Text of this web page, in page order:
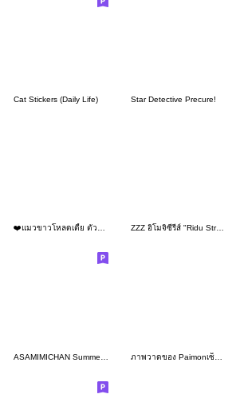
Cat Stickers (Daily Life) Star Detective Precure!
❤️แมวขาวโหลดเตี้ย ตัวตึง❤️ (No text) ZZZ อิโมจิซีรีส์ "Ridu Stroll" เซ็ตที่ 7